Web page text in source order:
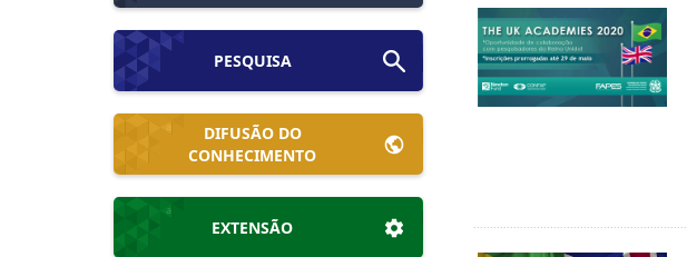
PESQUISA
DIFUSÃO DO
CONHECIMENTO
EXTENSÃO